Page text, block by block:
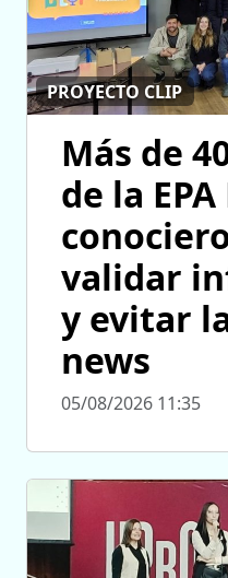
PROYECTO CLIP
Más de
de la EPA
validar
y evitar
news
05/08/2026 11:35